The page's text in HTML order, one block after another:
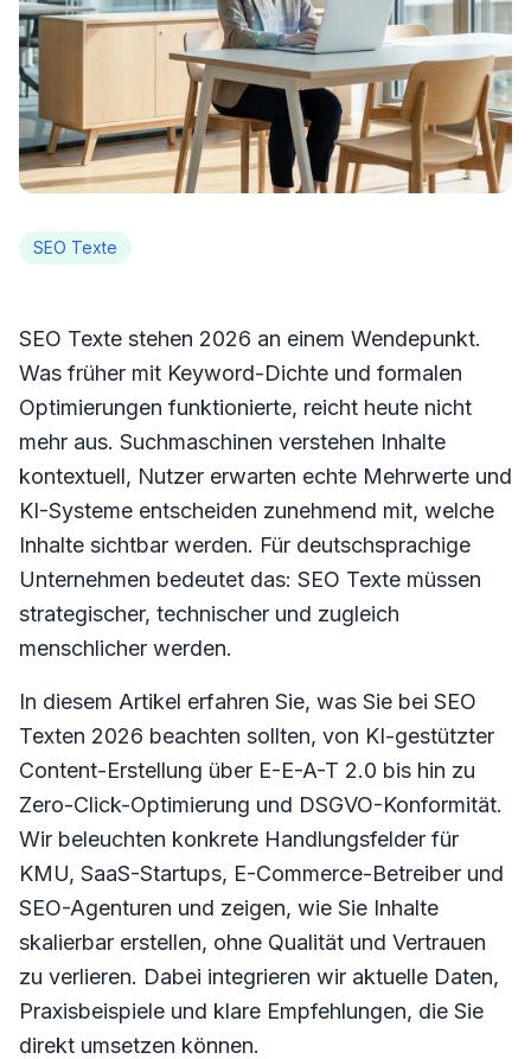
SEO Texte
SEO Texte stehen 2026 an einem Wendepunkt.
Was früher mit Keyword-Dichte und formalen
Optimierungen funktionierte, reicht heute nicht
mehr aus. Suchmaschinen verstehen Inhalte
kontextuell, Nutzer erwarten echte Mehrwerte und
KI-Systeme entscheiden zunehmend mit, welche
Inhalte sichtbar werden. Für deutschsprachige
Unternehmen bedeutet das: SEO Texte müssen
strategischer, technischer und zugleich
menschlicher werden.
In diesem Artikel erfahren Sie, was Sie bei SEO
Texten 2026 beachten sollten, von KI-gestützter
Content-Erstellung über E-E-A-T 2.0 bis hin zu
Zero-Click-Optimierung und DSGVO-Konformität.
Wir beleuchten konkrete Handlungsfelder für
KMU, SaaS-Startups, E-Commerce-Betreiber und
SEO-Agenturen und zeigen, wie Sie Inhalte
skalierbar erstellen, ohne Qualität und Vertrauen
zu verlieren. Dabei integrieren wir aktuelle Daten,
Praxisbeispiele und klare Empfehlungen, die Sie
direkt umsetzen können.